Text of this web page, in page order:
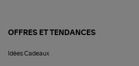
OFFRES ET TENDANCES
Idées Cadeaux